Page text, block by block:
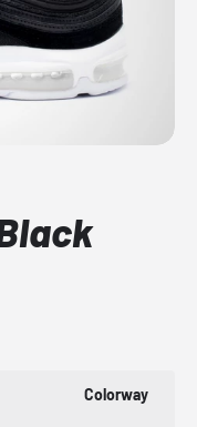
Colorway